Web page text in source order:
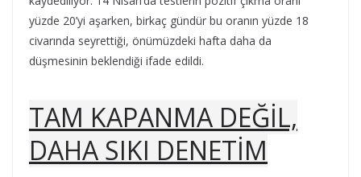
yüzde 20’yi aşarken, birkaç gündür bu oranın yüzde 18
civarında seyrettiği, önümüzdeki hafta daha da
düşmesinin beklendiği ifade edildi.
TAM KAPANMA DEĞİL,
DAHA SIKI DENETİM